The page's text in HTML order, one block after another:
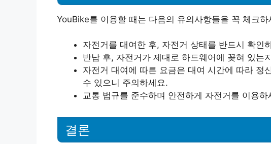
YouBike를 이용할 때는 다음의 유의사항들을 꼭 체크하
자전거를 대여한 후, 자전거 상태를 반드시 확인
반납 후, 자전거가 제대로 하드웨어에 꽂혀 있는
자전거 대여에 따른 요금은 대여 시간에 따라 정
수 있으니 주의하세요.
교통 법규를 준수하며 안전하게 자전거를 이용하
결론